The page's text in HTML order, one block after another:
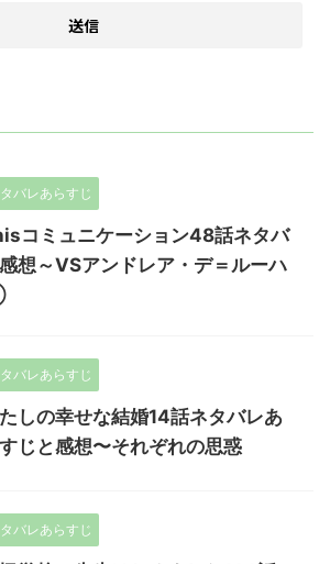
バレあらすじ
コミュニケーション48話ネタバ
想～VSアンドレア・デ＝ルーハ
バレあらすじ
しの幸せな結婚14話ネタバレあ
じと感想〜それぞれの思惑
バレあらすじ